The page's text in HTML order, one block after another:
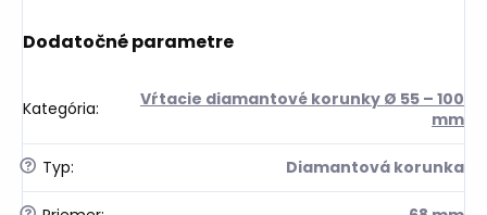
Dodatočné parametre
Kategória:
Vŕtacie diamantové korunky Ø 55 – 100
mm
? Typ: Diamantová korunka